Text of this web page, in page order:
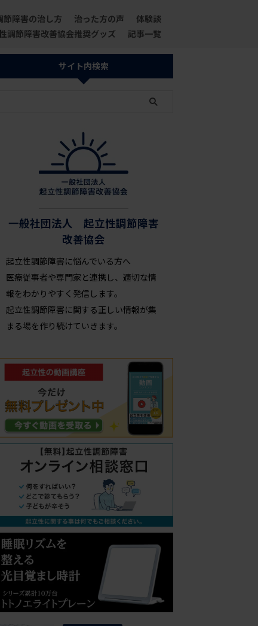
節障害の治し方 治った方の声
体験談
調節障害改善協会推奨グッズ 記事一覧
サイト内検索
一般社団法人 起立性調節障害
改善協会
起立性調節障害に悩んでいる方へ
医療従事者や専門家と連携し、適切な情
報をわかりやすく発信します。
起立性調節障害に関する正しい情報が集
まる場を作り続けていきます。